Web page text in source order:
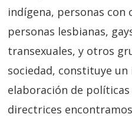
indígena, personas con
personas lesbianas,
transexuales, y otros
sociedad, constituye
elaboración de
directrices